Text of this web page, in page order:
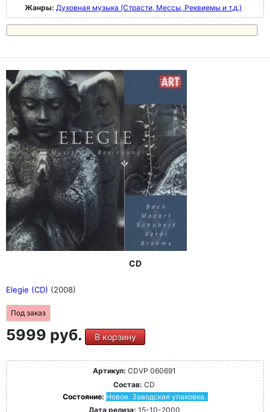
Жанры: Духовная музыка (Страсти, Мессы, Реквиемы и т.д.)
CD
Elegie (CD) (2008)
Под заказ
5999 руб. В корзину
Артикул: CDVP 060691
Состав: CD
Состояние: Новое. Заводская упаковка.
Дата релиза: 15-10-2000